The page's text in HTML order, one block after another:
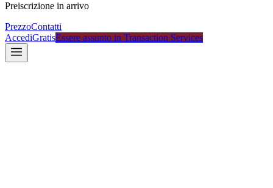
Preiscrizione in arrivo
PrezzoContatti
AccediGratisEssere assunto in Transaction Services